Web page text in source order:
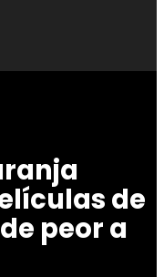
de
peor a